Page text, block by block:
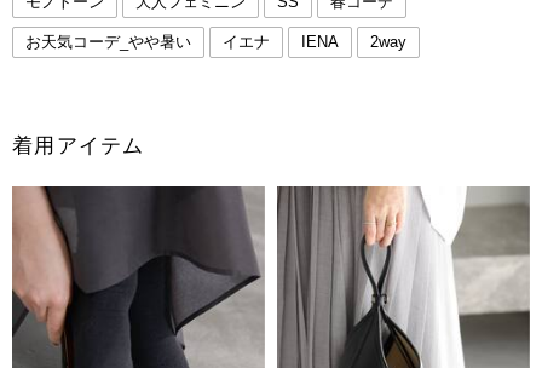
お天気コーデ_やや暑い イエナ IENA 2way
着用アイテム